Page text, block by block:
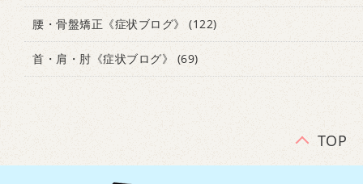
腰・骨盤矯正《症状ブログ》 (122)
首・肩・肘《症状ブログ》 (69)
TOP